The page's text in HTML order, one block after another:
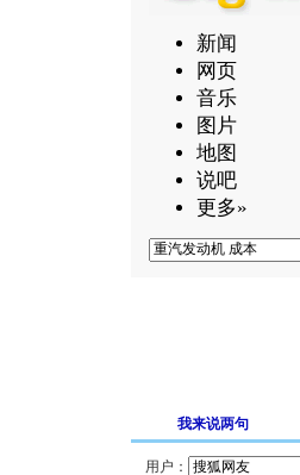
新闻
网页
音乐
图片
地图
说吧
更多»
我来说两句
用户：